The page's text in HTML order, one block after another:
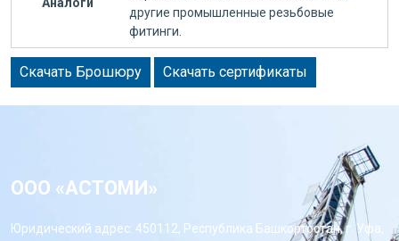
другие промышленные резьбовые
фитинги.
Скачать Брошюру Скачать сертификаты
ООО «АСТОМИ»
Юридический адрес: 450112, Республика Башкортостан, г. Уфа,